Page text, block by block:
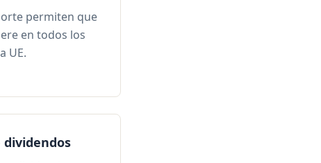
permiten que
en todos los
UE.